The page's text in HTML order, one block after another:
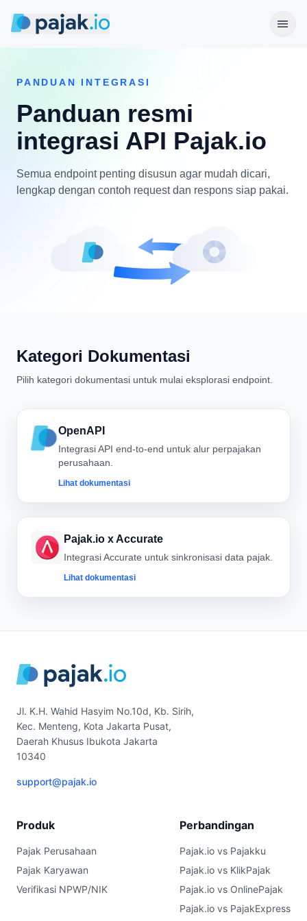
menu
PANDUAN INTEGRASI
Panduan resmi
integrasi API Pajak.io
Semua endpoint penting disusun agar mudah dicari,
lengkap dengan contoh request dan respons siap pakai.
Kategori Dokumentasi
Pilih kategori dokumentasi untuk mulai eksplorasi endpoint.
OpenAPI
Integrasi API end-to-end untuk alur perpajakan
perusahaan.
Lihat dokumentasi
Pajak.io x Accurate
Integrasi Accurate untuk sinkronisasi data pajak.
Lihat dokumentasi
Jl. K.H. Wahid Hasyim No.10d, Kb. Sirih,
Kec. Menteng, Kota Jakarta Pusat,
Daerah Khusus Ibukota Jakarta
10340
support@pajak.io
Produk
Pajak Perusahaan
Pajak Karyawan
Verifikasi NPWP/NIK
Perbandingan
Pajak.io vs Pajakku
Pajak.io vs KlikPajak
Pajak.io vs OnlinePajak
Pajak.io vs PajakExpress